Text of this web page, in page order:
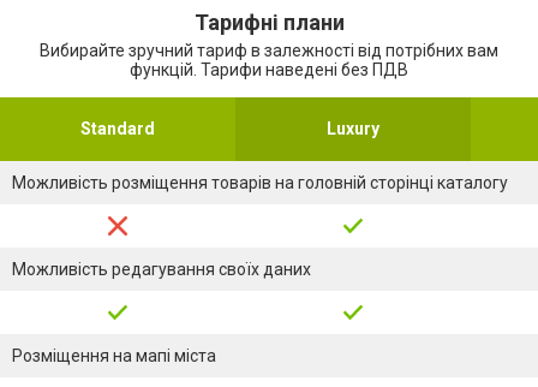
Тарифні плани
Вибирайте зручний тариф в залежності від потрібних вам
функцій. Тарифи наведені без ПДВ
Standard Luxury
Можливість розміщення товарів на головній сторінці каталогу
Можливість редагування своїх даних
Розміщення на мапі міста